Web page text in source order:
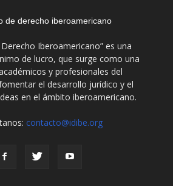
Iberoamericano” es una
de lucro, que surge como una
y profesionales del
el desarrollo jurídico y el
en el ámbito iberoamericano.
contacto@idibe.org